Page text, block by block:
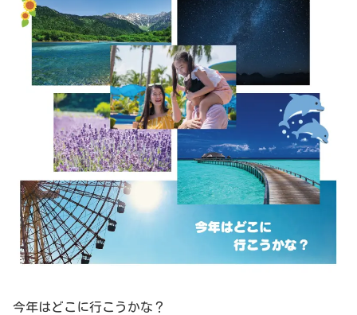
今年はどこに行こうかな？